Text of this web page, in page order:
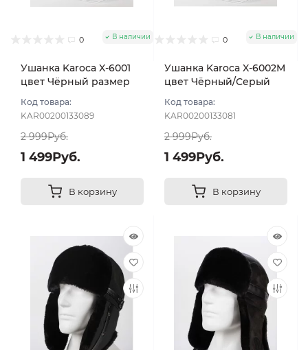
0 В наличии
Ушанка Karoca X-6001
цвет Чёрный размер
Код товара:
KAR00200133089
2 999Руб.
1 499Руб.
В корзину
0 В наличии
Ушанка Karoca X-6002M
цвет Чёрный/Серый
Код товара:
KAR00200133081
2 999Руб.
1 499Руб.
В корзину